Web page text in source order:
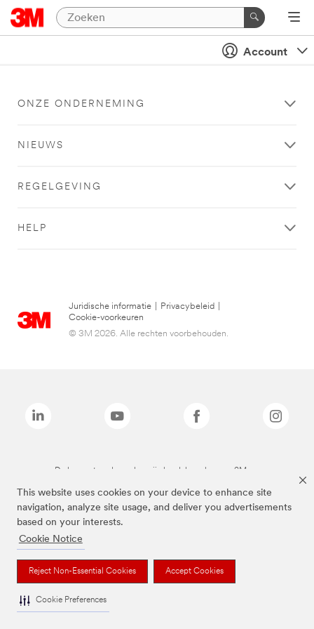
This website uses cookies on your device to enhance site
navigation, analyze site usage, and deliver you advertisements
based on your interests.
Cookie Notice
Reject Non-Essential Cookies Accept Cookies
Cookie Preferences
Account
ONZE ONDERNEMING
NIEUWS
REGELGEVING
HELP
Juridische informatie Privacybeleid
Cookie-voorkeuren
© 3M 2026. Alle rechten voorbehouden.
De bovenstaande merken zijn handelsmerken van 3M.we